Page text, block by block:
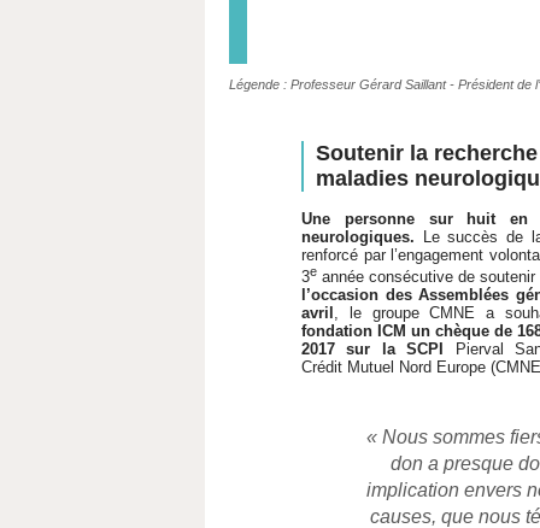
Légende : Professeur Gérard Saillant - Président de
Soutenir la
maladies
Une personne sur huit en
neurologiques. Le succès de
renforcé par l’engagement
3e année consécutive de
l’occasion des Assemblées
avril , le groupe CMNE a
fondation ICM un chèque de
2017 sur la SCPI
Pierval
Crédit Mutuel Nord Europe
« Nous sommes
don a presque
implication envers
causes, que nous